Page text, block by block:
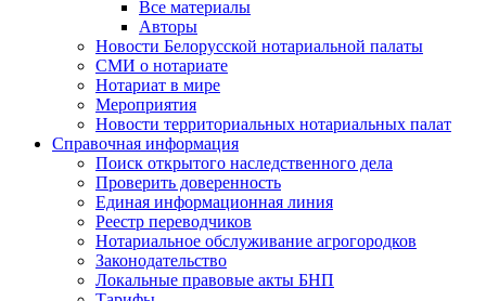
Все материалы
Авторы
Новости Белорусской нотариальной палаты
СМИ о нотариате
Нотариат в мире
Мероприятия
Новости территориальных нотариальных палат
Справочная информация
Поиск открытого наследственного дела
Проверить доверенность
Единая информационная линия
Реестр переводчиков
Нотариальное обслуживание агрогородков
Законодательство
Локальные правовые акты БНП